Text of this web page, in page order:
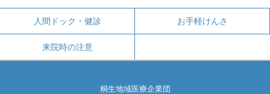
人間ドック・健診 お手軽けんさ
来院時の注意
桐生地域医療企業団